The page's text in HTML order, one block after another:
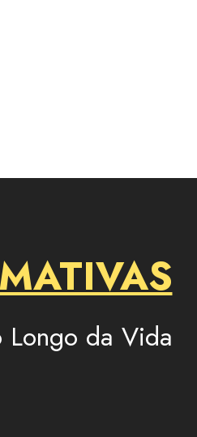
Longo da Vida